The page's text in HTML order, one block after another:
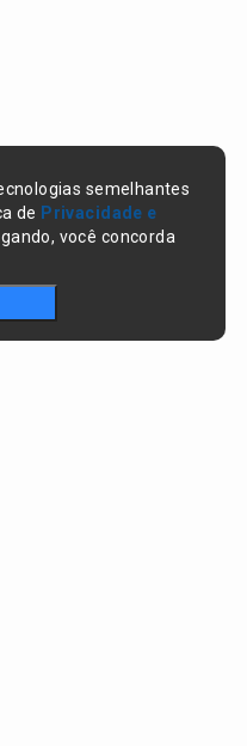
semelhantes
de Privacidade e
você concorda